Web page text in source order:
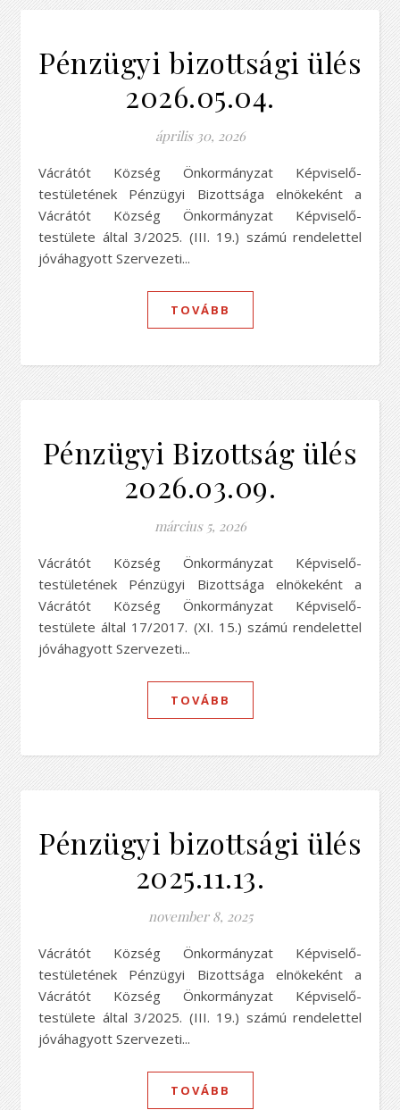
Pénzügyi bizottsági ülés
2026.05.04.
április 30, 2026
Vácrátót Község Önkormányzat Képviselő-
testületének Pénzügyi Bizottsága elnökeként a
Vácrátót Község Önkormányzat Képviselő-
testülete által 3/2025. (III. 19.) számú rendelettel
jóváhagyott Szervezeti...
TOVÁBB
Pénzügyi Bizottság ülés
2026.03.09.
március 5, 2026
Vácrátót Község Önkormányzat Képviselő-
testületének Pénzügyi Bizottsága elnökeként a
Vácrátót Község Önkormányzat Képviselő-
testülete által 17/2017. (XI. 15.) számú rendelettel
jóváhagyott Szervezeti...
TOVÁBB
Pénzügyi bizottsági ülés
2025.11.13.
november 8, 2025
Vácrátót Község Önkormányzat Képviselő-
testületének Pénzügyi Bizottsága elnökeként a
Vácrátót Község Önkormányzat Képviselő-
testülete által 3/2025. (III. 19.) számú rendelettel
jóváhagyott Szervezeti...
TOVÁBB